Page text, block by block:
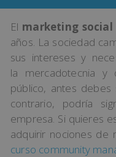
El marketing social
años. La sociedad
sus intereses y
la mercadotecnia y
público, antes
contrario, podría
empresa. Si quieres
adquirir nociones de
curso community